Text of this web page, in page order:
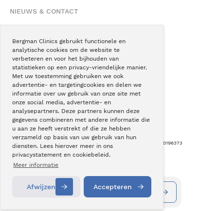
Bergman Clinics gebruikt functionele en
analytische cookies om de website te
verbeteren en voor het bijhouden van
statistieken op een privacy-vriendelijke manier.
Met uw toestemming gebruiken we ook
advertentie- en targetingcookies en delen we
informatie over uw gebruik van onze site met
onze social media, advertentie- en
analysepartners. Deze partners kunnen deze
gegevens combineren met andere informatie die
u aan ze heeft verstrekt of die ze hebben
verzameld op basis van uw gebruik van hun
diensten. Lees hierover meer in ons
privacystatement en cookiebeleid.
Meer informatie
Afwijzen Accepteren
NIEUWS & CONTACT
Blogs
Podcast
Pressroom
Instagram
Facebook
LinkedIn
Copyright © Bergman Clinics 2026 KVK nummer: 30196373